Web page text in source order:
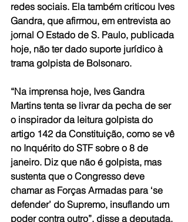
redes sociais. Ela também criticou Ives
Gandra, que afirmou, em entrevista ao
jornal O Estado de S. Paulo, publicada
hoje, não ter dado suporte jurídico à
trama golpista de Bolsonaro.
“Na imprensa hoje, Ives Gandra
Martins tenta se livrar da pecha de ser
o inspirador da leitura golpista do
artigo 142 da Constituição, como se vê
no Inquérito do STF sobre o 8 de
janeiro. Diz que não é golpista, mas
sustenta que o Congresso deve
chamar as Forças Armadas para ‘se
defender’ do Supremo, insuflando um
poder contra outro”, disse a deputada.